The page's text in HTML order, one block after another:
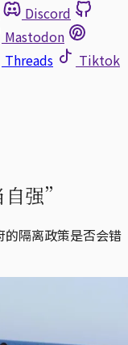
Discord
Mastodon
Threads
Tiktok
强”
隔离政策是否会错